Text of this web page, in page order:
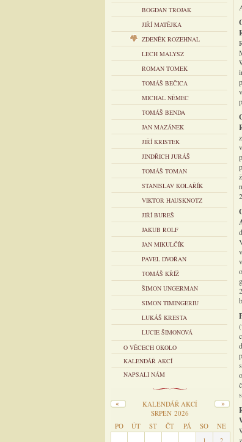
BOGDAN TROJAK
JIŘÍ MATĚJKA
ZDENĚK ROZEHNAL
LECH MALYSZ
ROMAN TOMEK
TOMÁŠ BEČICA
MICHAL NĚMEC
TOMÁŠ BENDA
JAN MAZÁNEK
JIŘÍ KRISTEK
JINDŘICH JURÁŠ
TOMÁŠ TOMAN
STANISLAV KOLAŘÍK
VIKTOR HAUSKNOTZ
JIŘÍ BUREŠ
JAKUB ROLF
JAN MIKULČÍK
PAVEL DVOŘAN
TOMÁŠ KŘÍŽ
ŠIMON UNGERMAN
SIMON TIMINGERIU
LUKÁŠ KRESTA
LUCIE ŠIMONOVÁ
O VĚCECH OKOLO
KALENDÁŘ AKCÍ
NAPSALI NÁM
KALENDÁŘ AKCÍ
SRPEN 2026
PO
ÚT ST ČT PÁ SO NE
1
2